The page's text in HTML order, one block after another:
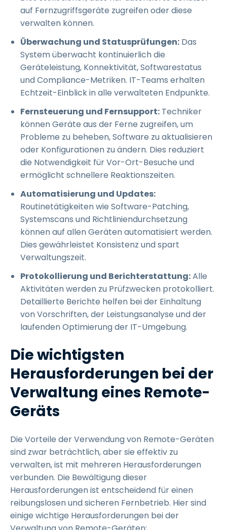
auf Fernzugriffsgeräte zugreifen oder diese
verwalten können.
Überwachung und Statusprüfungen: Das
System überwacht kontinuierlich die
Geräteleistung, Konnektivität, Softwarestatus
und Compliance-Metriken. IT-Teams erhalten
Echtzeit-Einblick in alle verwalteten Endpunkte.
Fernsteuerung und Fernsupport: Techniker
können Geräte aus der Ferne zugreifen, um
Probleme zu beheben, Software zu aktualisieren
oder Konfigurationen zu ändern. Dies reduziert
die Notwendigkeit für Vor-Ort-Besuche und
ermöglicht schnellere Reaktionszeiten.
Automatisierung und Updates:
Routinetätigkeiten wie Software-Patching,
Systemscans und Richtliniendurchsetzung
können auf allen Geräten automatisiert werden.
Dies gewährleistet Konsistenz und spart
Verwaltungszeit.
Protokollierung und Berichterstattung:Alle
Aktivitäten werden zu Prüfzwecken protokolliert.
Detaillierte Berichte helfen bei der Einhaltung
von Vorschriften, der Leistungsanalyse und der
laufenden Optimierung der IT-Umgebung.
Die wichtigsten
Herausforderungen bei der
Verwaltung eines Remote-
Geräts
Die Vorteile der Verwendung von Remote-Geräten
sind zwar beträchtlich, aber sie effektiv zu
verwalten, ist mit mehreren Herausforderungen
verbunden. Die Bewältigung dieser
Herausforderungen ist entscheidend für einen
reibungslosen und sicheren Fernbetrieb. Hier sind
einige wichtige Herausforderungen bei der